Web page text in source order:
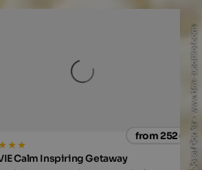
from 166
MIRABELL DOLOMITES HOTEL